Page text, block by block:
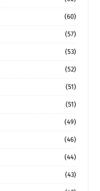
(60)
(57)
(53)
(52)
(51)
(51)
(49)
(46)
(44)
(43)